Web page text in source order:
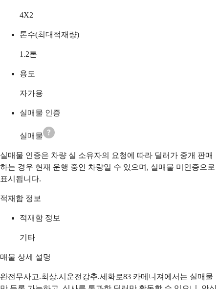
4X2
톤수(최대적재량)
1.2톤
용도
자가용
실매물 인증
실매물
실매물 인증은 차량 실 소유자의 요청에 따라 딜러가 중개 판매
하는 경우 현재 운행 중인 차량일 수 있으며, 실매물 미인증으로
표시됩니다.
적재함 정보
적재함 정보
기타
매물 상세 설명
완전무사고.최상.시운전강추.세화로83 카메니져에서는 실매물